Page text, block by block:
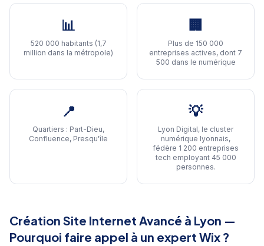
📊
520 000 habitants (1,7
million dans la métropole)
🏢
Plus de 150 000
entreprises actives, dont 7
500 dans le numérique
📍
Quartiers : Part-Dieu,
Confluence, Presqu'île
💡
Lyon Digital, le cluster
numérique lyonnais,
fédère 1 200 entreprises
tech employant 45 000
personnes.
Création Site Internet Avancé à Lyon —
Pourquoi faire appel à un expert Wix ?